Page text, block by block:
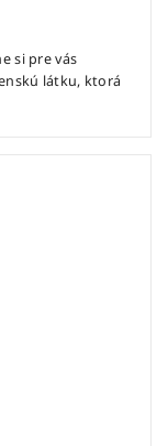
si pre vás
látku, ktorá